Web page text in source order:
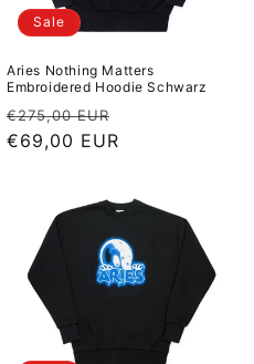
Sale
Aries Nothing Matters
Embroidered Hoodie Schwarz
Normaler Preis
€275,00 EUR
€69,00 EUR